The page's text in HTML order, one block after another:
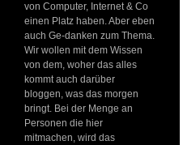
von Computer, Internet & Co
einen Platz haben. Aber eben
auch Ge-danken zum Thema.
Wir wollen mit dem Wissen
von dem, woher das alles
kommt auch darüber
bloggen, was das morgen
bringt. Bei der Menge an
Personen die hier
mitmachen, wird das